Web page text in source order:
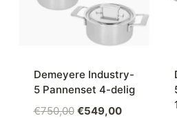
Demeyere Industry-
5 Pannenset 4-delig
€750,00 Oorspronkelijke
€549,00Huidige